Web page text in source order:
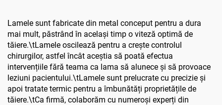
Lamele sunt fabricate din metal conceput pentru a dura
mai mult, păstrând în același timp o viteză optimă de
tăiere.\tLamele oscilează pentru a crește controlul
chirurgilor, astfel încât aceștia să poată efectua
intervențiile fără teama ca lama să alunece și să provoace
leziuni pacientului.\tLamele sunt prelucrate cu precizie și
apoi tratate termic pentru a îmbunătăți proprietățile de
tăiere.\tCa firmă, colaborăm cu numeroși experți din